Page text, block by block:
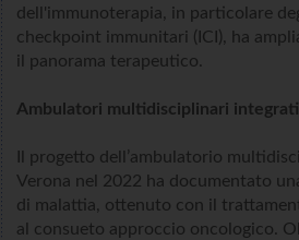
dell'immunoterapia, in particolare
checkpoint immunitari (ICI), ha
il panorama terapeutico.
Ambulatori multidisciplinari integrati
Il progetto dell’ambulatorio
Verona nel 2022 ha documentato
di malattia, ottenuto con il
al consueto approccio oncologico.